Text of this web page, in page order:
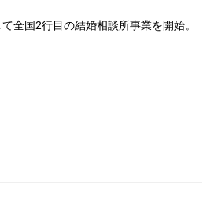
全国2行目の結婚相談所事業を開始。